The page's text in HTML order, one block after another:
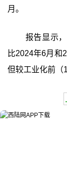
月。
报告显示
比2024年6月和
但较工业化前（